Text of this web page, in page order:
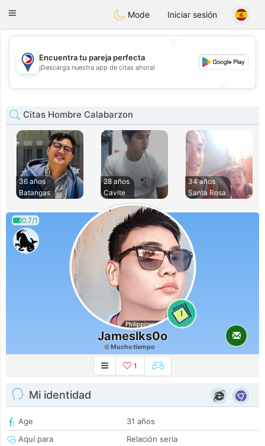
Philippines Chat
Toggle
Mode Iniciar sesión
💖
💕
Encuentra tu pareja perfecta
¡Descarga nuestra app de citas ahora!
Citas Hombre Calabarzon
36 años
Batangas
28 años
Cavite
34 años
Santa Rosa
0.7/1
1
Jameslks0o
Mucho tiempo
1
Mi identidad
Age
31 años
Aquí para
Relación seria